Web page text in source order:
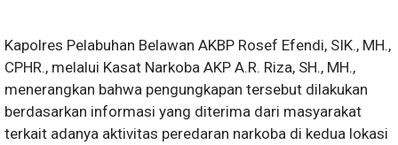
Kapolres Pelabuhan Belawan AKBP Rosef Efendi, SIK., MH.,
CPHR., melalui Kasat Narkoba AKP A.R. Riza, SH., MH.,
menerangkan bahwa pengungkapan tersebut dilakukan
berdasarkan informasi yang diterima dari masyarakat
terkait adanya aktivitas peredaran narkoba di kedua lokasi